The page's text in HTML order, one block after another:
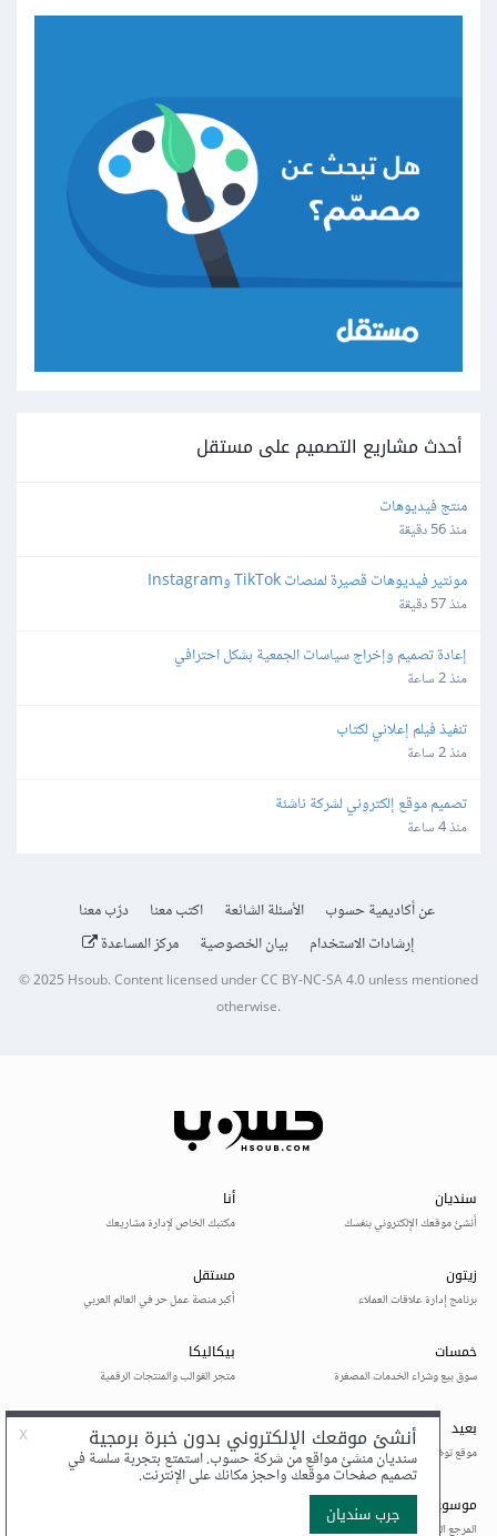
أحدث مشاريع التصميم على مستقل
منتج فيديوهات
منذ 56 دقيقة
مونتير فيديوهات قصيرة لمنصات TikTok وInstagram
منذ 57 دقيقة
إعادة تصميم وإخراج سياسات الجمعية بشكل احترافي
منذ 2 ساعة
تنفيذ فيلم إعلاني لكتاب
منذ 2 ساعة
تصميم موقع إلكتروني لشركة ناشئة
منذ 4 ساعة
عن أكاديمية حسوب الأسئلة الشائعة اكتب معنا
درّب معنا
إرشادات الاستخدام
بيان الخصوصية مركز المساعدة
© 2025 Hsoub.Content licensed underCC BY-NC-SA 4.0unless mentioned
otherwise.